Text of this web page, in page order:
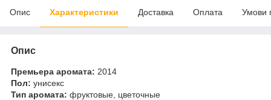
Опис Характеристики Доставка Оплата Умови
Опис
Премьера аромата: 2014
Пол: унисекс
Тип аромата: фруктовые, цветочные